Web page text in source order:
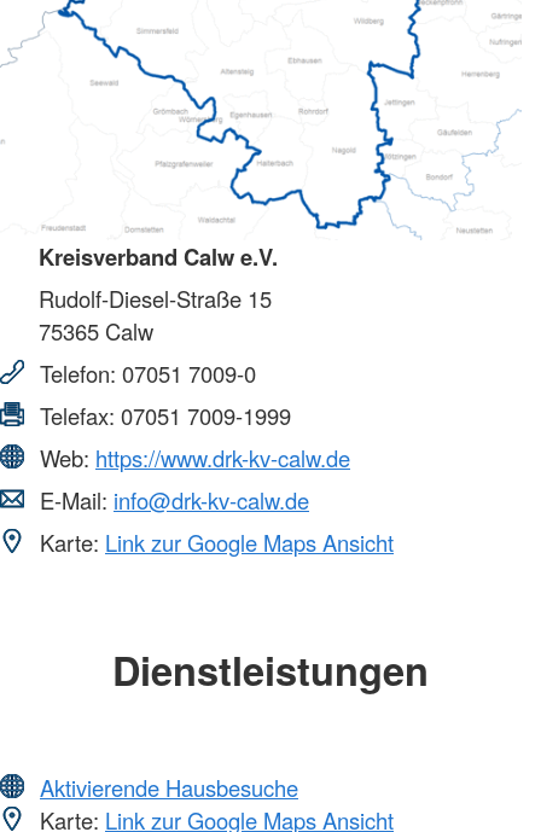
Kreisverband Calw e.V.
Rudolf-Diesel-Straße 15
75365 Calw
Telefon: 07051 7009-0
Telefax: 07051 7009-1999
Web: https://www.drk-kv-calw.de
E-Mail: info@drk-kv-calw.de
Karte: Link zur Google Maps Ansicht
Dienstleistungen
Aktivierende Hausbesuche
Karte: Link zur Google Maps Ansicht